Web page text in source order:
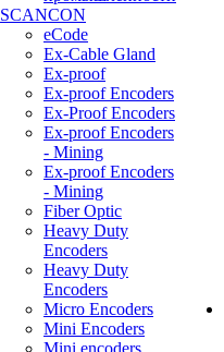
SCANCON
eCode
Ex-Cable Gland
Ex-proof
Ex-proof Encoders
Ex-Proof Encoders
Ex-proof Encoders
- Mining
Ex-proof Encoders
- Mining
Fiber Optic
Heavy Duty
Encoders
Heavy Duty
Encoders
Micro Encoders
Mini Encoders
Mini encoders